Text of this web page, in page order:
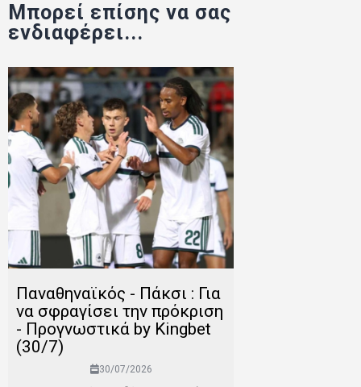
Μπορεί επίσης να σας
ενδιαφέρει...
Παναθηναϊκός - Πάκσι : Για
να σφραγίσει την πρόκριση
- Προγνωστικά by Kingbet
(30/7)
30/07/2026